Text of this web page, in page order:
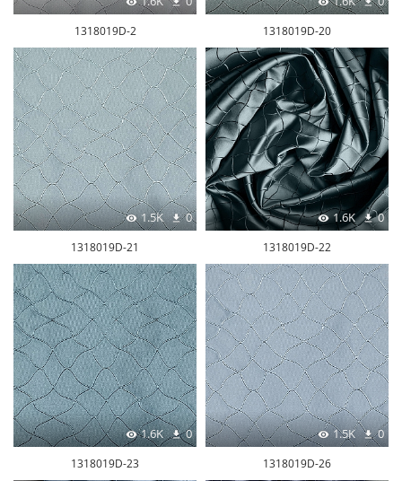
1318019D-2 1318019D-20
1.5K 0
1318019D-21
1.6K 0
1318019D-22
1.6K 0
1318019D-23
1.5K 0
1318019D-26